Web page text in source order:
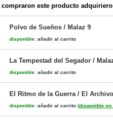
compraron este producto
Polvo de Sueños / Malaz 9
disponible: añadir al carrito
La Tempestad del Segador /
disponible: añadir al carrito
El Ritmo de la Guerra / El
disponible: añadir al carrito (disponible en